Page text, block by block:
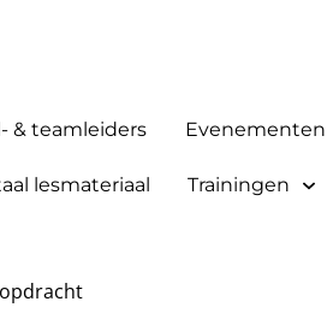
& teamleiders Evenementen
lesmateriaal Trainingen